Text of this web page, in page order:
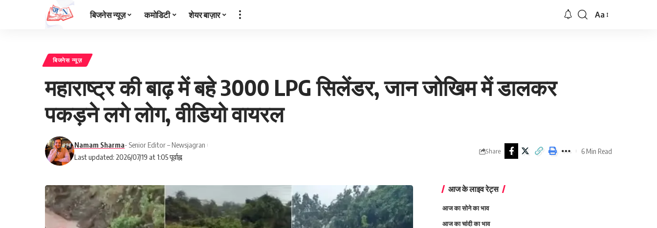
बिजनेस न्यूज़ कमोडिटी शेयर बाज़ार
Font
Aa
बिजनेस न्यूज़
महाराष्ट्र की बाढ़ में बहे 3000 LPG सिलेंडर, जान जोखिम में डालकर
पकड़ने लगे लोग, वीडियो वायरल
Last updated: 2026/07/19 at 1:05 पूर्वाह्न
Namam Sharma- Senior Editor – Newsjagran
Share 6 Min Read
आज के लाइव रेट्स
आज का सोने का भाव
आज का चांदी का भाव